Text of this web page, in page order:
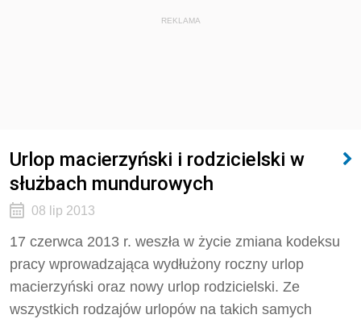
REKLAMA
Urlop macierzyński i rodzicielski w
służbach mundurowych
08 lip 2013
17 czerwca 2013 r. weszła w życie zmiana kodeksu
pracy wprowadzająca wydłużony roczny urlop
macierzyński oraz nowy urlop rodzicielski. Ze
wszystkich rodzajów urlopów na takich samych